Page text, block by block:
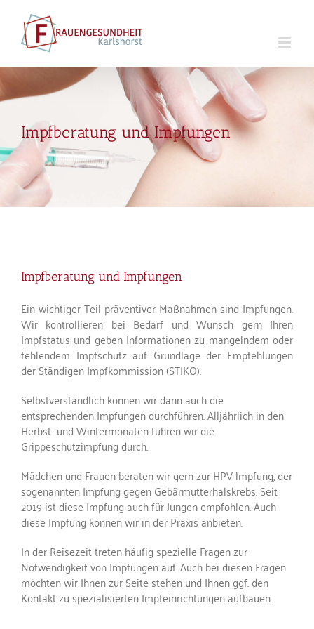
Inhalt
springen
Impfberatung und Impfungen
Impfberatung und Impfungen
Ein wichtiger Teil präventiver Maßnahmen sind Impfungen.
Wir kontrollieren bei Bedarf und Wunsch gern Ihren
Impfstatus und geben Informationen zu mangelndem oder
fehlendem Impfschutz auf Grundlage der Empfehlungen
der Ständigen Impfkommission (STIKO).
Selbstverständlich können wir dann auch die
entsprechenden Impfungen durchführen. Alljährlich in den
Herbst- und Wintermonaten führen wir die
Grippeschutzimpfung durch.
Mädchen und Frauen beraten wir gern zur HPV-lmpfung, der
sogenannten Impfung gegen Gebärmutterhalskrebs. Seit
2019 ist diese Impfung auch für Jungen empfohlen. Auch
diese Impfung können wir in der Praxis anbieten.
In der Reisezeit treten häufig spezielle Fragen zur
Notwendigkeit von Impfungen auf. Auch bei diesen Fragen
möchten wir Ihnen zur Seite stehen und Ihnen ggf. den
Kontakt zu spezialisierten Impfeinrichtungen aufbauen.